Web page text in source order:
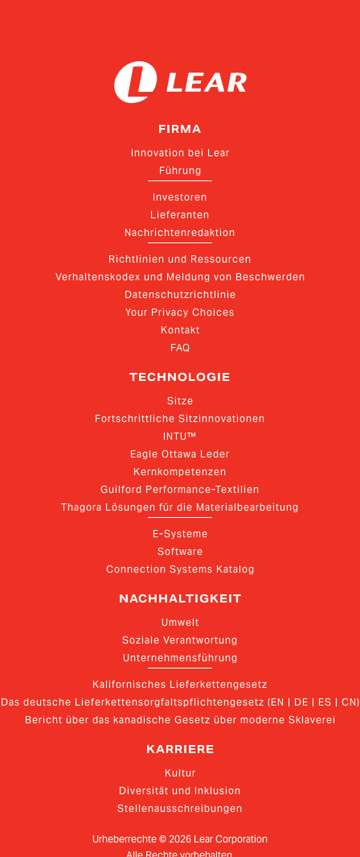
FIRMA
Innovation bei Lear
Führung
Investoren
Lieferanten
Nachrichtenredaktion
Richtlinien und Ressourcen
Verhaltenskodex und Meldung von Beschwerden
Datenschutzrichtlinie
Your Privacy Choices
Kontakt
FAQ
TECHNOLOGIE
Sitze
Fortschrittliche Sitzinnovationen
INTU™
Eagle Ottawa Leder
Kernkompetenzen
Guilford Performance-Textilien
Thagora Lösungen für die Materialbearbeitung
E-Systeme
Software
Connection Systems Katalog
NACHHALTIGKEIT
Umwelt
Soziale Verantwortung
Unternehmensführung
Kalifornisches Lieferkettengesetz
Das deutsche Lieferkettensorgfaltspflichtengesetz (EN | DE | ES | CN)
Bericht über das kanadische Gesetz über moderne Sklaverei
KARRIERE
Kultur
Diversität und Inklusion
Stellenausschreibungen
Urheberrechte © 2026 Lear Corporation